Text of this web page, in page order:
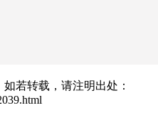
如若转载，请注明出处：